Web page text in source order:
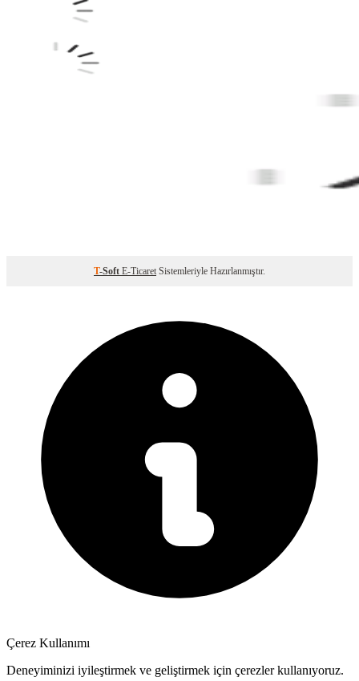
T-Soft E-Ticaret Sistemleriyle Hazırlanmıştır.
Çerez Kullanımı
Deneyiminizi iyileştirmek ve geliştirmek için çerezler kullanıyoruz.